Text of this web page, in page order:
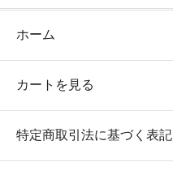
ホーム
カートを見る
特定商取引法に基づく表記